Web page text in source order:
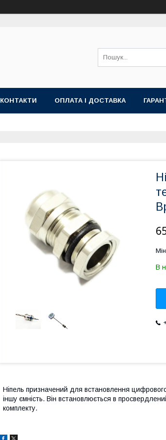
КОНТАКТИ ОПЛАТА І ДОСТАВКА
В
Ніпель призначений для встановлення
іншу ємність. Він встановлюється в
комплекту.